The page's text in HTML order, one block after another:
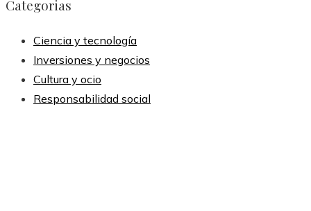
Categorias
Ciencia y tecnología
Inversiones y negocios
Cultura y ocio
Responsabilidad social